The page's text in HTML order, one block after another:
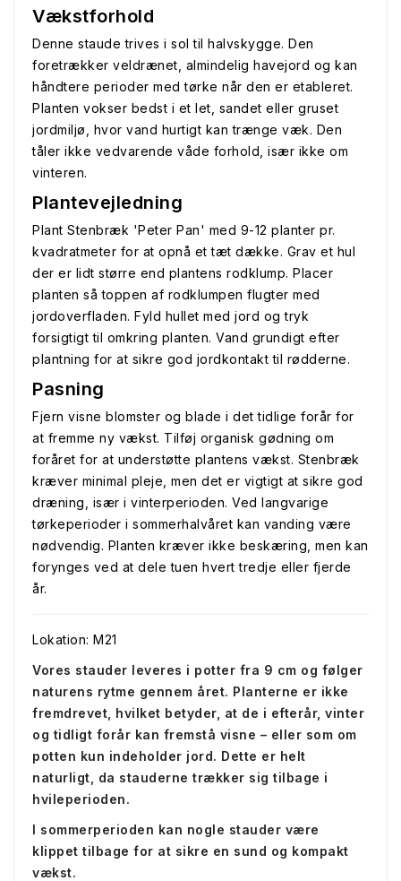
Vækstforhold
Denne staude trives i sol til halvskygge. Den
foretrækker veldrænet, almindelig havejord og kan
håndtere perioder med tørke når den er etableret.
Planten vokser bedst i et let, sandet eller gruset
jordmiljø, hvor vand hurtigt kan trænge væk. Den
tåler ikke vedvarende våde forhold, især ikke om
vinteren.
Plantevejledning
Plant Stenbræk 'Peter Pan' med 9-12 planter pr.
kvadratmeter for at opnå et tæt dække. Grav et hul
der er lidt større end plantens rodklump. Placer
planten så toppen af rodklumpen flugter med
jordoverfladen. Fyld hullet med jord og tryk
forsigtigt til omkring planten. Vand grundigt efter
plantning for at sikre god jordkontakt til rødderne.
Pasning
Fjern visne blomster og blade i det tidlige forår for
at fremme ny vækst. Tilføj organisk gødning om
foråret for at understøtte plantens vækst. Stenbræk
kræver minimal pleje, men det er vigtigt at sikre god
dræning, især i vinterperioden. Ved langvarige
tørkeperioder i sommerhalvåret kan vanding være
nødvendig. Planten kræver ikke beskæring, men kan
forynges ved at dele tuen hvert tredje eller fjerde
år.
Lokation: M21
Vores stauder leveres i potter fra 9 cm og følger
naturens rytme gennem året. Planterne er ikke
fremdrevet, hvilket betyder, at de i efterår, vinter
og tidligt forår kan fremstå visne – eller som om
potten kun indeholder jord. Dette er helt
naturligt, da stauderne trækker sig tilbage i
hvileperioden.
I sommerperioden kan nogle stauder være
klippet tilbage for at sikre en sund og kompakt
vækst.